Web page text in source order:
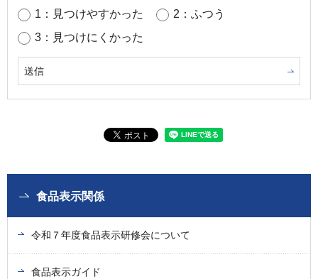
1：見つけやすかった
2：ふつう
3：見つけにくかった
食品表示関係
令和７年度食品表示研修会について
食品表示ガイド